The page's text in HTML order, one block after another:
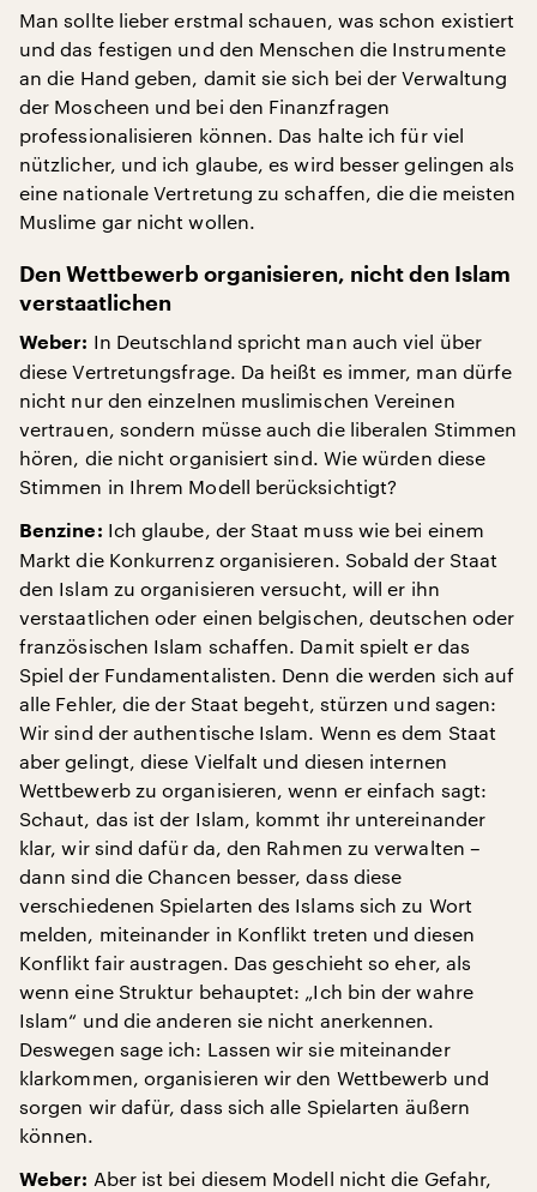
Man sollte lieber erstmal schauen, was schon existiert
und das festigen und den Menschen die Instrumente
an die Hand geben, damit sie sich bei der Verwaltung
der Moscheen und bei den Finanzfragen
professionalisieren können. Das halte ich für viel
nützlicher, und ich glaube, es wird besser gelingen als
eine nationale Vertretung zu schaffen, die die meisten
Muslime gar nicht wollen.
Den Wettbewerb organisieren, nicht den Islam
verstaatlichen
Weber: In Deutschland spricht man auch viel über
diese Vertretungsfrage. Da heißt es immer, man dürfe
nicht nur den einzelnen muslimischen Vereinen
vertrauen, sondern müsse auch die liberalen Stimmen
hören, die nicht organisiert sind. Wie würden diese
Stimmen in Ihrem Modell berücksichtigt?
Benzine: Ich glaube, der Staat muss wie bei einem
Markt die Konkurrenz organisieren. Sobald der Staat
den Islam zu organisieren versucht, will er ihn
verstaatlichen oder einen belgischen, deutschen oder
französischen Islam schaffen. Damit spielt er das
Spiel der Fundamentalisten. Denn die werden sich auf
alle Fehler, die der Staat begeht, stürzen und sagen:
Wir sind der authentische Islam. Wenn es dem Staat
aber gelingt, diese Vielfalt und diesen internen
Wettbewerb zu organisieren, wenn er einfach sagt:
Schaut, das ist der Islam, kommt ihr untereinander
klar, wir sind dafür da, den Rahmen zu verwalten –
dann sind die Chancen besser, dass diese
verschiedenen Spielarten des Islams sich zu Wort
melden, miteinander in Konflikt treten und diesen
Konflikt fair austragen. Das geschieht so eher, als
wenn eine Struktur behauptet: „Ich bin der wahre
Islam“ und die anderen sie nicht anerkennen.
Deswegen sage ich: Lassen wir sie miteinander
klarkommen, organisieren wir den Wettbewerb und
sorgen wir dafür, dass sich alle Spielarten äußern
können.
Weber: Aber ist bei diesem Modell nicht die Gefahr,